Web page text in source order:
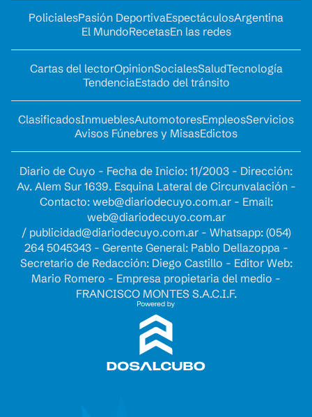
PolicialesPasión DeportivaEspectáculosArgentina
El MundoRecetasEn las redes
Cartas del lectorOpinionSocialesSaludTecnología
TendenciaEstado del tránsito
ClasificadosInmueblesAutomotoresEmpleosServicios
Avisos Fúnebres y MisasEdictos
Diario de Cuyo - Fecha de Inicio: 11/2003 - Dirección:
Av. Alem Sur 1639. Esquina Lateral de Circunvalación -
Contacto: web@diariodecuyo.com.ar- Email:
web@diariodecuyo.com.ar
/ publicidad@diariodecuyo.com.ar- Whatsapp: (054)
264 5045343 - Gerente General: Pablo Dellazoppa -
Secretario de Redacción: Diego Castillo - Editor Web:
Mario Romero - Empresa propietaria del medio -
FRANCISCO MONTES S.A.C.I.F.